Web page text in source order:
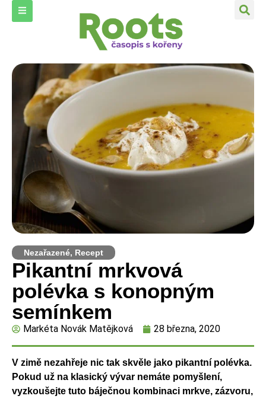
Nezařazené, Recept
Pikantní mrkvová
polévka s konopným
semínkem
Markéta Novák Matějková 28 března, 2020
V zimě nezahřeje nic tak skvěle jako pikantní polévka.
Pokud už na klasický vývar nemáte pomyšlení,
vyzkoušejte tuto báječnou kombinaci mrkve, zázvoru,